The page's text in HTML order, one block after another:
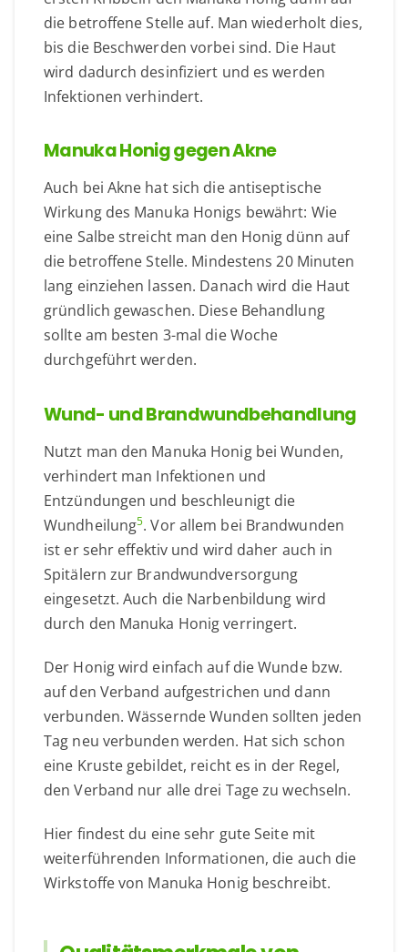
die betroffene Stelle auf. Man wiederholt dies,
bis die Beschwerden vorbei sind. Die Haut
wird dadurch desinfiziert und es werden
Infektionen verhindert.
Manuka Honig gegen Akne
Auch bei Akne hat sich die antiseptische
Wirkung des Manuka Honigs bewährt: Wie
eine Salbe streicht man den Honig dünn auf
die betroffene Stelle. Mindestens 20 Minuten
lang einziehen lassen. Danach wird die Haut
gründlich gewaschen. Diese Behandlung
sollte am besten 3-mal die Woche
durchgeführt werden.
Wund- und Brandwundbehandlung
Nutzt man den Manuka Honig bei Wunden,
verhindert man Infektionen und
Entzündungen und beschleunigt die
Wundheilung5. Vor allem bei Brandwunden
ist er sehr effektiv und wird daher auch in
Spitälern zur Brandwundversorgung
eingesetzt. Auch die Narbenbildung wird
durch den Manuka Honig verringert.
Der Honig wird einfach auf die Wunde bzw.
auf den Verband aufgestrichen und dann
verbunden. Wässernde Wunden sollten jeden
Tag neu verbunden werden. Hat sich schon
eine Kruste gebildet, reicht es in der Regel,
den Verband nur alle drei Tage zu wechseln.
Hier findest du eine sehr gute Seite mit
weiterführenden Informationen, die auch die
Wirkstoffe von Manuka Honig beschreibt.